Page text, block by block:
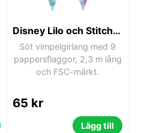
Disney Lilo och Stitch Angel söt vimpelgirlang 2,3 m FSC
Söt vimpelgirlang med 9
pappersflaggor, 2,3 m lång
och FSC-märkt.
65 kr
Lägg till